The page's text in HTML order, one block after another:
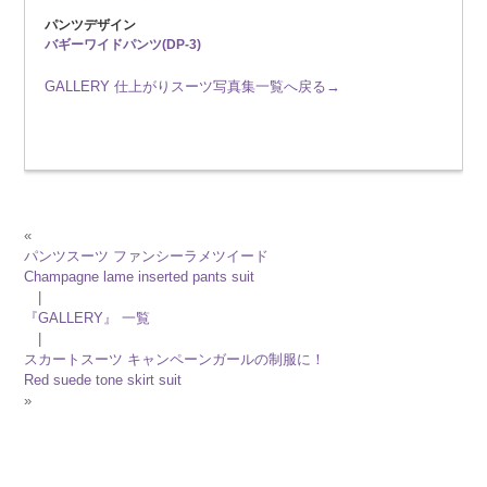
パンツデザイン
バギーワイドパンツ(DP-3)
GALLERY 仕上がりスーツ写真集一覧へ戻る→
«
パンツスーツ ファンシーラメツイード
Champagne lame inserted pants suit
『GALLERY』 一覧
スカートスーツ キャンペーンガールの制服に！
Red suede tone skirt suit
»